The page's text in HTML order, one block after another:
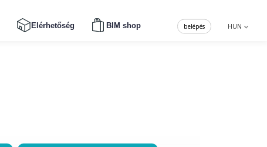
Elérhetőség BIM shop HUN
belépés